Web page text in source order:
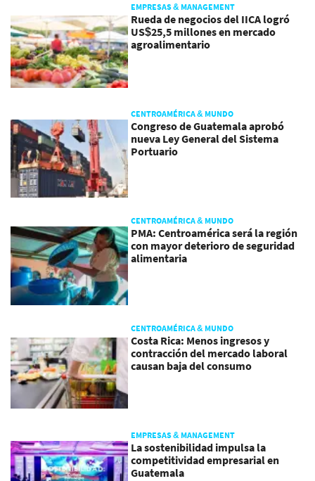
EMPRESAS & MANAGEMENT
Rueda de negocios del IICA logró
US$25,5 millones en mercado
agroalimentario
CENTROAMÉRICA & MUNDO
Congreso de Guatemala aprobó
nueva Ley General del Sistema
Portuario
CENTROAMÉRICA & MUNDO
PMA: Centroamérica será la región
con mayor deterioro de seguridad
alimentaria
CENTROAMÉRICA & MUNDO
Costa Rica: Menos ingresos y
contracción del mercado laboral
causan baja del consumo
EMPRESAS & MANAGEMENT
La sostenibilidad impulsa la
competitividad empresarial en
Guatemala